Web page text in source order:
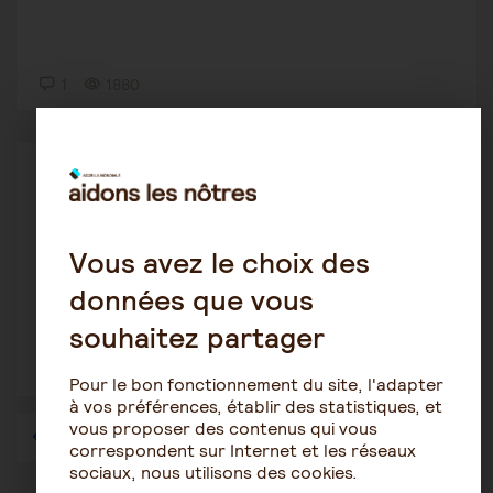
Charlotte
est ce que je pourais continuer à vivre à la
maison?
1 … 41 42 43 44 45 46 47 …
Vous avez le choix des
données que vous
souhaitez partager
Pour le bon fonctionnement du site, l'adapter
à vos préférences, établir des statistiques, et
vous proposer des contenus qui vous
correspondent sur Internet et les réseaux
sociaux, nous utilisons des cookies.